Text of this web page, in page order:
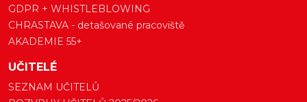
GDPR + WHISTLEBLOWING
CHRASTAVA - detašované pracoviště
AKADEMIE 55+
UČITELÉ
SEZNAM UČITELŮ